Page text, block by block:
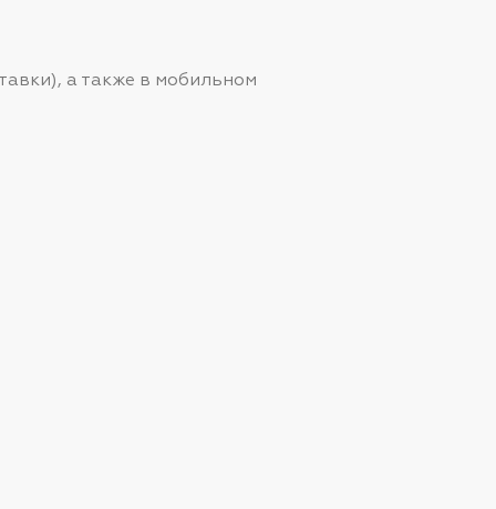
а также в мобильном